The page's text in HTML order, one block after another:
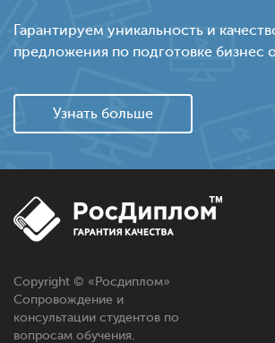
Гарантируем уникальность и
предложения по подготовке бизнес
Узнать больше
Copyright © « Росдиплом»
Сопровождение и
консультации студентов по
вопросам обучения.